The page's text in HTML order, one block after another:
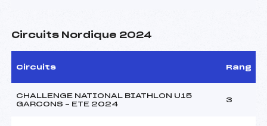
Circuits Nordique 2024
Circuits Rang
CHALLENGE NATIONAL BIATHLON U15
GARCONS – ETE 2024
3